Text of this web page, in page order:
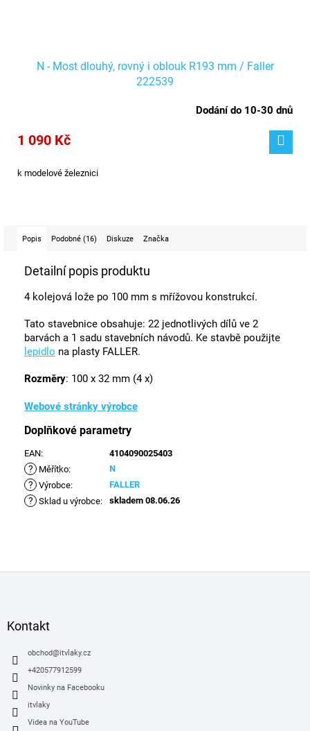
N - Most dlouhý, rovný i oblouk R193 mm / Faller
222539
Dodání do 10-30 dnů
1 090 Kč
k modelové železnici
Popis Podobné (16) Diskuze Značka
Detailní popis produktu
4 kolejová lože po 100 mm s mřížovou konstrukcí.
Tato stavebnice obsahuje: 22 jednotlivých dílů ve 2
barvách a 1 sadu stavebních návodů. Ke stavbě použijte
lepidlo na plasty FALLER.
Rozměry: 100 x 32 mm (4 x)
Webové stránky výrobce
Doplňkové parametry
EAN: 4104090025403
? Měřítko: N
? Výrobce: FALLER
? Sklad u výrobce: skladem 08.06.26
Kontakt
obchod@itvlaky.cz
+420577912599
Novinky na Facebooku
itvlaky
Videa na YouTube